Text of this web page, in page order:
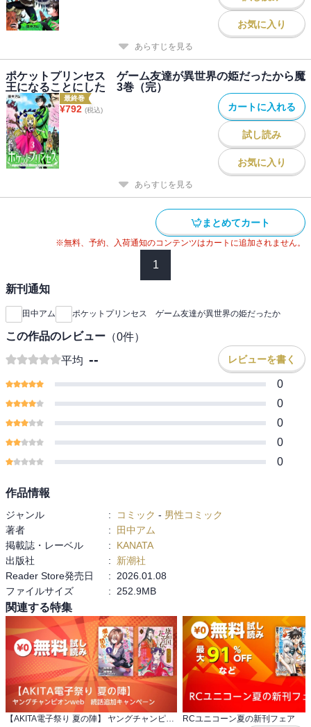
お気に入り
あらすじを見る
ポケットプリンセス ゲーム友達が異世界の姫だったから魔
王になることにした 3巻（完）
最終巻
¥792 (税込) カートに入れる
試し読み
お気に入り
あらすじを見る
まとめてカート
※無料、予約、入荷通知のコンテンツはカートに追加されません。
1
新刊通知
田中アム ポケットプリンセス ゲーム友達が異世界の姫だったか
この作品のレビュー （0件）
平均 -- レビューを書く
0
0
0
0
0
作品情報
ジャンル : コミック - 男性コミック
著者
:
田中アム
掲載誌・レーベル
:
KANATA
出版社
:
新潮社
Reader Store発売日
:
2026.01.08
ファイルサイズ
: 252.9MB
関連する特集
【AKITA電子祭り 夏の陣】 ヤングチャンピオンweb 続話追加キャンペーン RCユニコーン夏の新刊フェア